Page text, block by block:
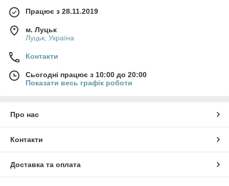
Працює з 28.11.2019
м. Луцьк
Луцьк, Україна
Контакти
Сьогодні працює з 10:00 до 20:00
Показати весь графік роботи
Про нас
Контакти
Доставка та оплата